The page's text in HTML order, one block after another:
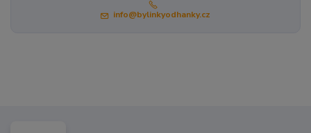
info@bylinkyodhanky.cz